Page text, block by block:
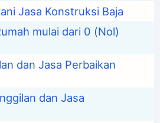
Jasa Konstruksi Baja
mulai dari 0 (Nol)
dan Jasa Perbaikan
dan Jasa